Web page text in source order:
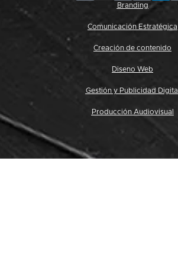
Branding
Comunicación Estratégica
Creación de contenido
Diseno Web
Gestión y Publicidad Digital
Producción Audiovisual